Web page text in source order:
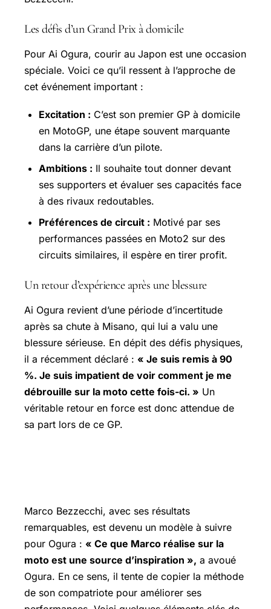
Les défis d’un Grand Prix à domicile
Pour Ai Ogura, courir au Japon est une occasion
spéciale. Voici ce qu’il ressent à l’approche de
cet événement important :
Excitation : C’est son premier GP à domicile
en MotoGP, une étape souvent marquante
dans la carrière d’un pilote.
Ambitions : Il souhaite tout donner devant
ses supporters et évaluer ses capacités face
à des rivaux redoutables.
Préférences de circuit : Motivé par ses
performances passées en Moto2 sur des
circuits similaires, il espère en tirer profit.
Un retour d’expérience après une blessure
Ai Ogura revient d’une période d’incertitude
après sa chute à Misano, qui lui a valu une
blessure sérieuse. En dépit des défis physiques,
il a récemment déclaré : « Je suis remis à 90
%. Je suis impatient de voir comment je me
débrouille sur la moto cette fois-ci. » Un
véritable retour en force est donc attendue de
sa part lors de ce GP.
Marco Bezzecchi, avec ses résultats
remarquables, est devenu un modèle à suivre
pour Ogura : « Ce que Marco réalise sur la
moto est une source d’inspiration », a avoué
Ogura. En ce sens, il tente de copier la méthode
de son compatriote pour améliorer ses